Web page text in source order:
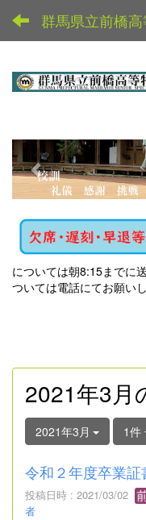
群馬県立前橋
p
r
e
v
i
o
u
については朝8:15までに
ついては電話にてお願いし
2021年3月
2021年3月 1件
令和２年度卒業
投稿日時 : 2021/03/02
者